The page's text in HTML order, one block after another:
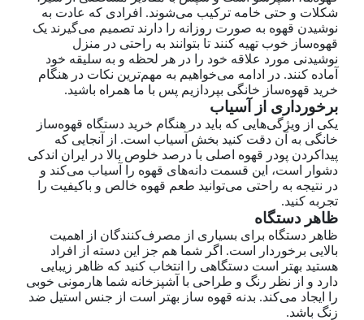
شکلات و حتی خامه ترکیب می‌شوند. افرادی که عادت به
نوشیدن قهوه به صورت روزانه را دارند تصمیم می‌گیرند یک
قهوه‌ساز خوب تهیه کنند تا بتوانند به راحتی در منزل
نوشیدنی مورد علاقه خود را در هر لحظه و به سلیقه خود
آماده کنند. در ادامه می‌خواهیم به مهم‌ترین نکات در هنگام
خرید قهوه‌ساز خانگی بپردازیم پس با ما همراه باشید.
برخورداری از آسیاب
یکی از ویژگی‌هایی که باید در هنگام خرید دستگاه قهوه‌ساز
خانگی به آن دقت کنید بخش آسیاب است. از آنجایی که
پیداکردن پودر قهوه اصلی با درصد خلوص بالا در ایران اندکی
دشوار است، این قسمت دانه‌های قهوه را آسیاب می‌کند و
در نتیجه به راحتی می‌توانید طعم قهوه خالص و باکیفیت را
تجربه کنید.
ظاهر دستگاه
ظاهر دستگاه برای بسیاری از مصرف‌کنندگان از اهمیت
بالایی برخوردار است. اگر شما هم جز این دسته از افراد
هستید بهتر است دستگاهی را انتخاب کنید که ظاهر زیبایی
دارد و از نظر رنگ و طراحی با آشپزخانه شما هارمونی خوبی
را ایجاد می‌کند. بدنه قهوه ساز بهتر است از جنس استیل ضد
زنگ باشد.